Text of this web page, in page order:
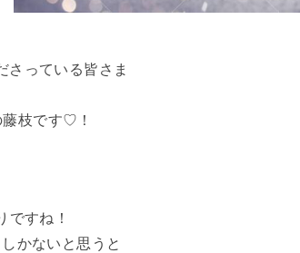
さっている皆さま
藤枝です♡！
ですね！
かないと思うと